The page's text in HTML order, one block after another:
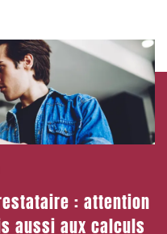
: attention
aussi aux calculs